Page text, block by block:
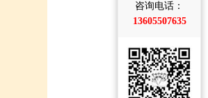
咨询电话：
13605507635